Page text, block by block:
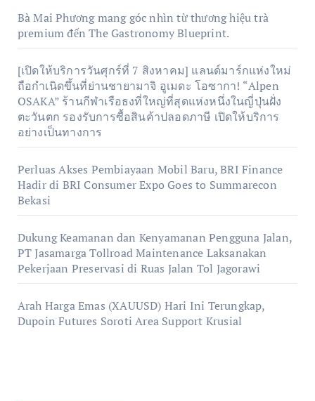
Bà Mai Phương mang góc nhìn từ thương hiệu trà
premium đến The Gastronomy Blueprint.
[เปิดให้บริการวันศุกร์ที่ 7 สิงหาคม] แลนด์มาร์กแห่งใหม่
ถือกำเนิดขึ้นที่ย่านชายามาจิ อูเมดะ โอซากา! “Alpen
OSAKA” ร้านกีฬาเรือธงที่ใหญ่ที่สุดแห่งหนึ่งในญี่ปุ่นฝั่ง
ตะวันตก รองรับการซื้อสินค้าปลอดภาษี เปิดให้บริการ
อย่างเป็นทางการ
Perluas Akses Pembiayaan Mobil Baru, BRI Finance
Hadir di BRI Consumer Expo Goes to Summarecon
Bekasi
Dukung Keamanan dan Kenyamanan Pengguna Jalan,
PT Jasamarga Tollroad Maintenance Laksanakan
Pekerjaan Preservasi di Ruas Jalan Tol Jagorawi
Arah Harga Emas (XAUUSD) Hari Ini Terungkap,
Dupoin Futures Soroti Area Support Krusial